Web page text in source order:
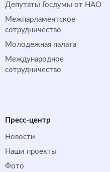
Депутаты Госдумы от НАО
Межпарламентское
сотрудничество
Молодежная палата
Международное
сотрудничество
Пресс-центр
Новости
Наши проекты
Фото